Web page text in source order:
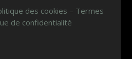
des cookies – Termes
de confidentialité